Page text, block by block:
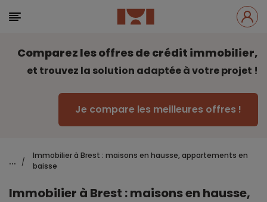
Comparez les offres de crédit immobilier,
et trouvez la solution adaptée à votre projet !
Je compare les meilleures offres !
... /
Immobilier à Brest : maisons en hausse, appartements en
baisse
Immobilier à Brest : maisons en hausse,